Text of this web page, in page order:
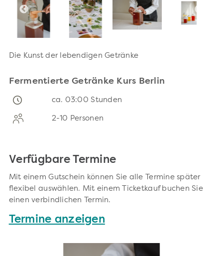
Die Kunst der lebendigen Getränke
Fermentierte Getränke Kurs Berlin
ca. 03:00 Stunden
2-10 Personen
Verfügbare Termine
Mit einem Gutschein können Sie alle Termine später
flexibel auswählen. Mit einem Ticketkauf buchen Sie
einen verbindlichen Termin.
Termine anzeigen